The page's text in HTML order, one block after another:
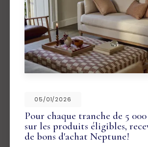
05/01/2026
Pour chaque tranche de 5
sur les produits éligibles,
de bons d'achat Neptune!